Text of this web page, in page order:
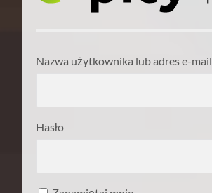
Nazwa użytkownika lub adres e-mail
Hasło